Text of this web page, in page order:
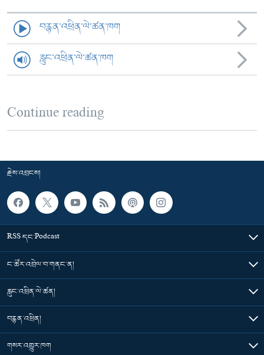
བརྙན་འཕྲིན་ལེ་ཚན་ཁག
རླུང་འཕྲིན་ལེ་ཚན་ཁག
Continue reading
རྗེས་འབྲངས།
RSS དང་Podcast
ང་ཚོར་འབྲེལ་བ་གནང་ན།
རླུང་འཕྲིན་ལེ་ཚན།
བརྙན་འཕྲིན།
གསར་འགྱུར་ཁག